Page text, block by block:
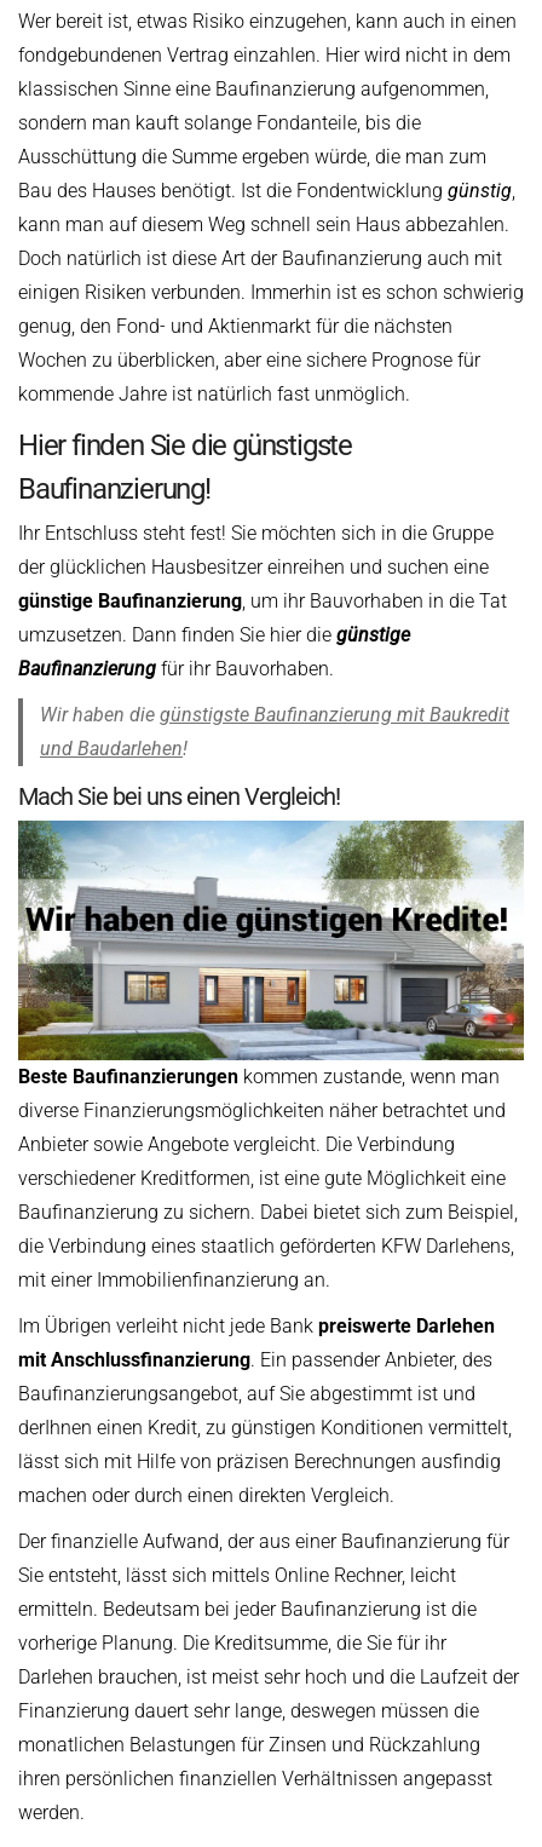
Wer bereit ist, etwas Risiko einzugehen, kann auch in einen
fondgebundenen Vertrag einzahlen. Hier wird nicht in dem
klassischen Sinne eine Baufinanzierung aufgenommen,
sondern man kauft solange Fondanteile, bis die
Ausschüttung die Summe ergeben würde, die man zum
Bau des Hauses benötigt. Ist die Fondentwicklung günstig
kann man auf diesem Weg schnell sein Haus abbezahlen.
Doch natürlich ist diese Art der Baufinanzierung auch mit
einigen Risiken verbunden. Immerhin ist es schon schwierig
genug, den Fond- und Aktienmarkt für die nächsten
Wochen zu überblicken, aber eine sichere Prognose für
kommende Jahre ist natürlich fast unmöglich.
Hier finden Sie die günstigste
Baufinanzierung!
Ihr Entschluss steht fest! Sie möchten sich in die Gruppe
der glücklichen Hausbesitzer einreihen und suchen eine
günstige Baufinanzierung , um ihr Bauvorhaben in die Tat
umzusetzen. Dann finden Sie hier die günstige
Baufinanzierung für ihr Bauvorhaben.
Wir haben die günstigste Baufinanzierung mit Baukredit
und Baudarlehen!
Mach Sie bei uns einen Vergleich!
Beste Baufinanzierungen kommen zustande, wenn man
diverse Finanzierungsmöglichkeiten näher betrachtet und
Anbieter sowie Angebote vergleicht. Die Verbindung
verschiedener Kreditformen, ist eine gute Möglichkeit eine
Baufinanzierung zu sichern. Dabei bietet sich zum Beispiel,
die Verbindung eines staatlich geförderten KFW Darlehens,
mit einer Immobilienfinanzierung an.
Im Übrigen verleiht nicht jede Bank preiswerte Darlehen
mit Anschlussfinanzierung. Ein passender Anbieter, des
Baufinanzierungsangebot, auf Sie abgestimmt ist und
derIhnen einen Kredit, zu günstigen Konditionen vermittelt,
lässt sich mit Hilfe von präzisen Berechnungen ausfindig
machen oder durch einen direkten Vergleich.
Der finanzielle Aufwand, der aus einer Baufinanzierung für
Sie entsteht, lässt sich mittels Online Rechner, leicht
ermitteln. Bedeutsam bei jeder Baufinanzierung ist die
vorherige Planung. Die Kreditsumme, die Sie für ihr
Darlehen brauchen, ist meist sehr hoch und die Laufzeit der
Finanzierung dauert sehr lange, deswegen müssen die
monatlichen Belastungen für Zinsen und Rückzahlung
ihren persönlichen finanziellen Verhältnissen angepasst
werden.